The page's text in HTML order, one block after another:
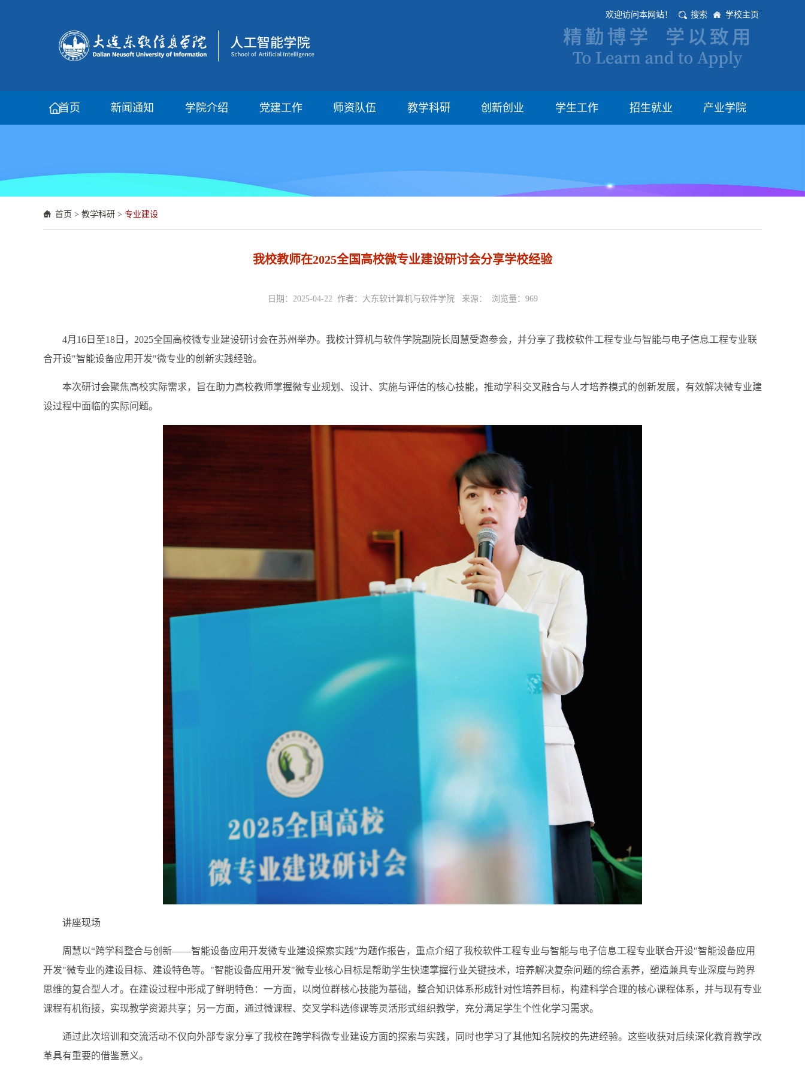
欢迎访问本网站！ 搜索 学校主页
首页 新闻通知 学院介绍 党建工作 师资队伍 教学科研 创新创业 学生工作 招生就业 产业学院
首页 > 教学科研 > 专业建设
我校教师在2025全国高校微专业建设研讨会分享学校经验
日期：2025-04-22 作者：大东软计算机与软件学院 来源： 浏览量： 969
4月16日至18日，2025全国高校微专业建设研讨会在苏州举办。我校计算机与软件学院副院长周慧受邀参会，并分享了我校软件工程专业与智能与电子信息工程专业联
合开设"智能设备应用开发"微专业的创新实践经验。
本次研讨会聚焦高校实际需求，旨在助力高校教师掌握微专业规划、设计、实施与评估的核心技能，推动学科交叉融合与人才培养模式的创新发展，有效解决微专业建
设过程中面临的实际问题。
讲座现场
周慧以“跨学科整合与创新——智能设备应用开发微专业建设探索实践”为题作报告，重点介绍了我校软件工程专业与智能与电子信息工程专业联合开设"智能设备应用
开发"微专业的建设目标、建设特色等。"智能设备应用开发"微专业核心目标是帮助学生快速掌握行业关键技术，培养解决复杂问题的综合素养，塑造兼具专业深度与跨界
思维的复合型人才。在建设过程中形成了鲜明特色：一方面，以岗位群核心技能为基础，整合知识体系形成针对性培养目标，构建科学合理的核心课程体系，并与现有专业
课程有机衔接，实现教学资源共享；另一方面，通过微课程、交叉学科选修课等灵活形式组织教学，充分满足学生个性化学习需求。
通过此次培训和交流活动不仅向外部专家分享了我校在跨学科微专业建设方面的探索与实践，同时也学习了其他知名院校的先进经验。这些收获对后续深化教育教学改
革具有重要的借鉴意义。